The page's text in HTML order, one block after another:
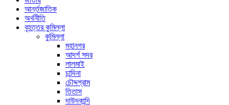
আর্ন্তজাতিক
অর্থনীতি
বৃহত্তর কুমিল্লা
কুমিল্লা
মহানগর
আদর্শ সদর
লালমাই
চান্দিনা
চৌদ্দগ্রাম
তিতাস
দাউদকান্দি